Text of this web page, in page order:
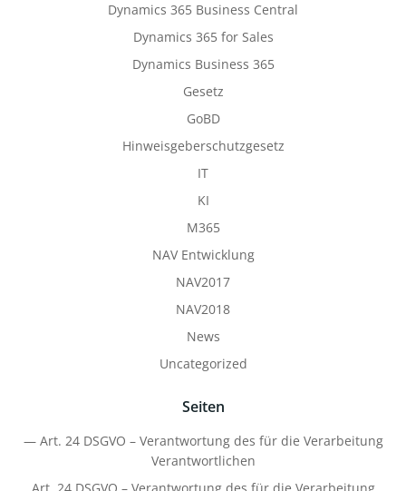
Dynamics 365 Business Central
Dynamics 365 for Sales
Dynamics Business 365
Gesetz
GoBD
Hinweisgeberschutzgesetz
IT
KI
M365
NAV Entwicklung
NAV2017
NAV2018
News
Uncategorized
Seiten
— Art. 24 DSGVO – Verantwortung des für die Verarbeitung
Verantwortlichen